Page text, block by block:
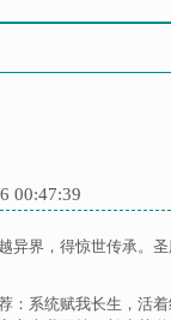
00:47:39
异界，得惊世传承。
： 系统赋我长生，活